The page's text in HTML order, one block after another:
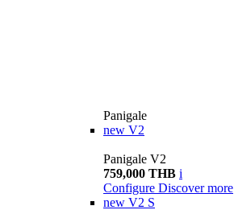
Panigale
new V2
Panigale V2
759,000 THB i
Configure Discover more
new V2 S